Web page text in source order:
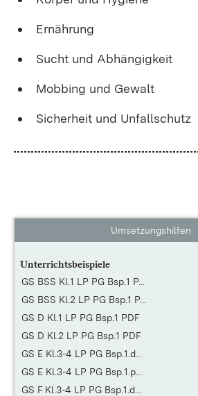
Er­näh­rung
Sucht und Ab­hän­gig­keit
Mob­bing und Ge­walt
Si­cher­heit und Un­fall­schutz
Umsetzungshilfen
Unterrichtsbeispiele
GS BSS Kl.1 LP PG Bsp.1 P...
GS BSS Kl.2 LP PG Bsp.1 P...
GS D Kl.1 LP PG Bsp.1 PDF
GS D Kl.2 LP PG Bsp.1 PDF
GS E Kl.3-4 LP PG Bsp.1.d...
GS E Kl.3-4 LP PG Bsp.1.p...
GS F Kl.3-4 LP PG Bsp.1.d...